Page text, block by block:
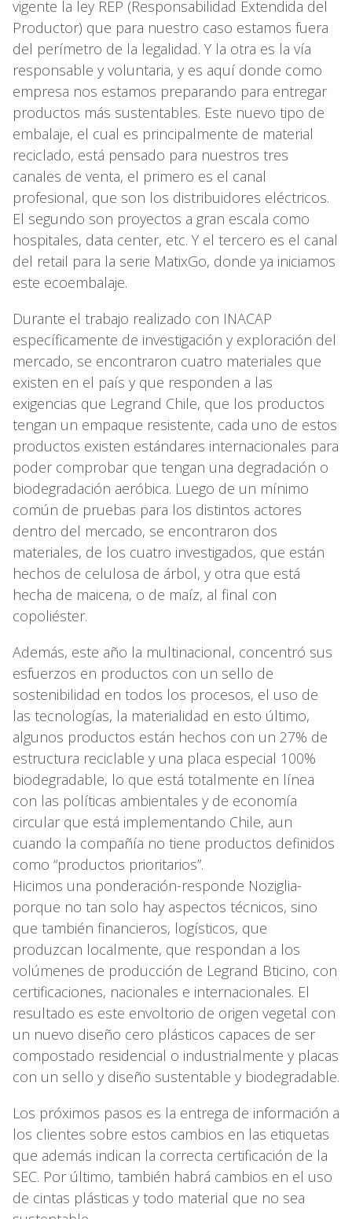
vigente la ley REP (Responsabilidad Extendida del
Productor) que para nuestro caso estamos fuera
del perímetro de la legalidad. Y la otra es la vía
responsable y voluntaria, y es aquí donde como
empresa nos estamos preparando para entregar
productos más sustentables. Este nuevo tipo de
embalaje, el cual es principalmente de material
reciclado, está pensado para nuestros tres
canales de venta, el primero es el canal
profesional, que son los distribuidores eléctricos.
El segundo son proyectos a gran escala como
hospitales, data center, etc. Y el tercero es el canal
del retail para la serie MatixGo, donde ya iniciamos
este ecoembalaje.
Durante el trabajo realizado con INACAP
específicamente de investigación y exploración del
mercado, se encontraron cuatro materiales que
existen en el país y que responden a las
exigencias que Legrand Chile, que los productos
tengan un empaque resistente, cada uno de estos
productos existen estándares internacionales para
poder comprobar que tengan una degradación o
biodegradación aeróbica. Luego de un mínimo
común de pruebas para los distintos actores
dentro del mercado, se encontraron dos
materiales, de los cuatro investigados, que están
hechos de celulosa de árbol, y otra que está
hecha de maicena, o de maíz, al final con
copoliéster.
Además, este año la multinacional, concentró sus
esfuerzos en productos con un sello de
sostenibilidad en todos los procesos, el uso de
las tecnologías, la materialidad en esto último,
algunos productos están hechos con un 27% de
estructura reciclable y una placa especial 100%
biodegradable, lo que está totalmente en línea
con las políticas ambientales y de economía
circular que está implementando Chile, aun
cuando la compañía no tiene productos definidos
como “productos prioritarios”.
Hicimos una ponderación-responde Noziglia-
porque no tan solo hay aspectos técnicos, sino
que también financieros, logísticos, que
produzcan localmente, que respondan a los
volúmenes de producción de Legrand Bticino, con
certificaciones, nacionales e internacionales. El
resultado es este envoltorio de origen vegetal con
un nuevo diseño cero plásticos capaces de ser
compostado residencial o industrialmente y placas
con un sello y diseño sustentable y biodegradable.
Los próximos pasos es la entrega de información a
los clientes sobre estos cambios en las etiquetas
que además indican la correcta certificación de la
SEC. Por último, también habrá cambios en el uso
de cintas plásticas y todo material que no sea